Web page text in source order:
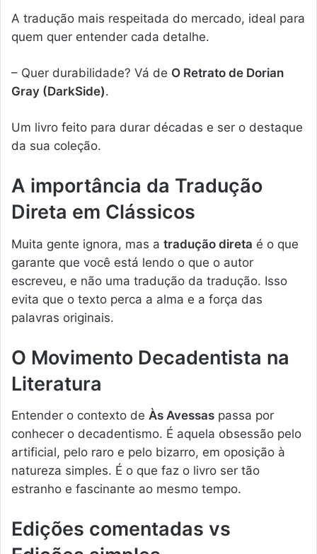
A tradução mais respeitada do mercado, ideal para
quem quer entender cada detalhe.
– Quer durabilidade? Vá de O Retrato de Dorian
Gray (DarkSide).
Um livro feito para durar décadas e ser o destaque
da sua coleção.
A importância da Tradução
Direta em Clássicos
Muita gente ignora, mas a tradução direta é o que
garante que você está lendo o que o autor
escreveu, e não uma tradução da tradução. Isso
evita que o texto perca a alma e a força das
palavras originais.
O Movimento Decadentista na
Literatura
Entender o contexto de Às Avessas passa por
conhecer o decadentismo. É aquela obsessão pelo
artificial, pelo raro e pelo bizarro, em oposição à
natureza simples. É o que faz o livro ser tão
estranho e fascinante ao mesmo tempo.
Edições comentadas vs